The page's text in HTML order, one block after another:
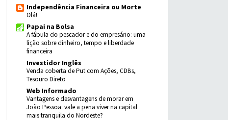
Independência Financeira ou Morte
Olá!
Papai na Bolsa
A fábula do pescador e do empresário: uma
lição sobre dinheiro, tempo e liberdade
financeira
Investidor Inglês
Venda coberta de Put com Ações, CDBs,
Tesouro Direto
Web Informado
Vantagens e desvantagens de morar em
João Pessoa: vale a pena viver na capital
mais tranquila do Nordeste?